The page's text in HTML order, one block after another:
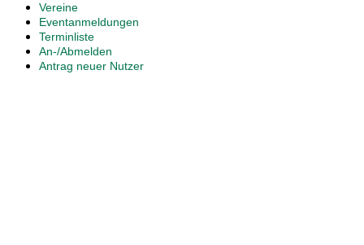
Vereine
Eventanmeldungen
Terminliste
An-/Abmelden
Antrag neuer Nutzer